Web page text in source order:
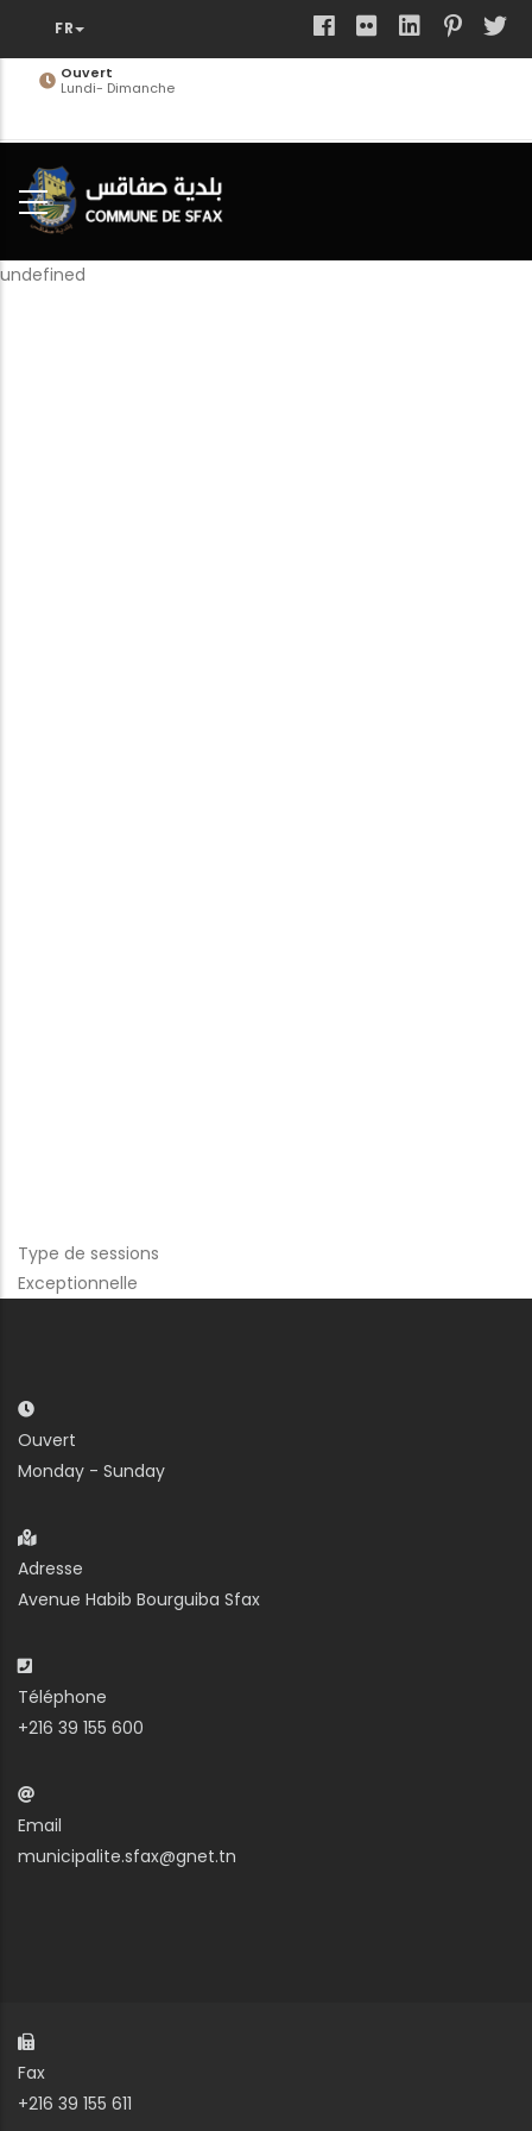
contenuOuvert
Lundi- Dimanche
undefined
Type de sessions
Exceptionnelle
Ouvert
Monday - Sunday
Adresse
Avenue Habib Bourguiba Sfax
Téléphone
+216 39 155 600
Email
municipalite.sfax@gnet.tn
Fax
+216 39 155 611